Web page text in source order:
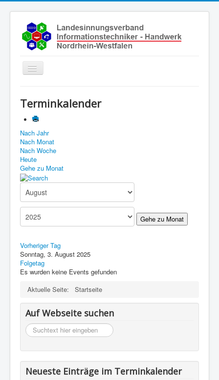
Toggle
Aktuelles
Leistungen
Ausbildung
Fachbetriebe
Unsere Kontaktdaten
Links
Impressum
Datenschutz
Terminkalender
Nach Jahr
Nach Monat
Nach Woche
Heute
Gehe zu Monat
Gehe zu Monat
Vorheriger Tag
Sonntag, 3. August 2025
Folgetag
Es wurden keine Events gefunden
Aktuelle Seite:
Startseite
Auf Webseite suchen
suchen
Neueste Einträge im Terminkalender